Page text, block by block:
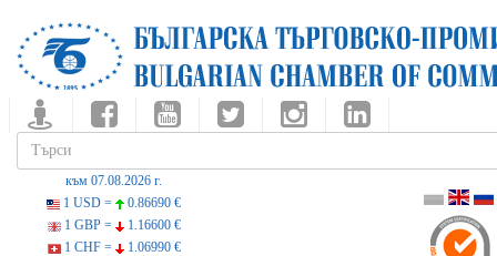
към 07.08.2026 г.
1 USD =
0.86690 €
1 GBP =
1.16600 €
1 CHF =
1.06990 €